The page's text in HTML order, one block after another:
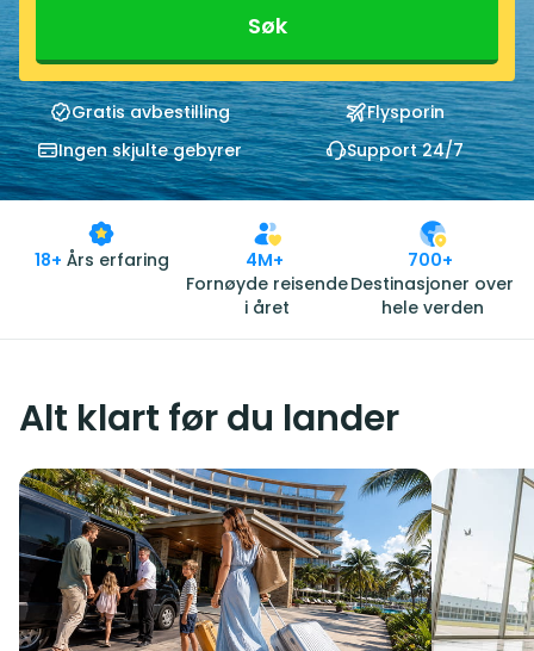
Søk
Gratis avbestilling
Flysporin
Ingen skjulte gebyrer
Support 24/7
18+ Års erfaring
4M+
Fornøyde reisende
i året
700+
Destinasjoner over
hele verden
Alt klart før du lander